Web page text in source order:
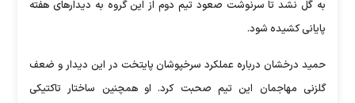
به گل نشد تا سرنوشت صعود تیم دوم از این گروه به دیدار‌های هفته
پایانی کشیده شود.
حمید درخشان درباره عملکرد سرخپوشان پایتخت در این دیدار و ضعف
گلزنی مهاجمان این تیم صحبت کرد. او همچنین ساختار تاکتیکی